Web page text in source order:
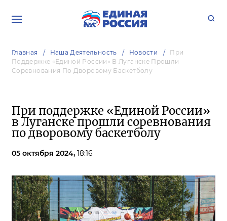
Главная Наша Деятельность Новости
При
Поддержке «Единой России» В Луганске Прошли
Соревнования По Дворовому Баскетболу
При поддержке «Единой России»
в Луганске прошли соревнования
по дворовому баскетболу
05 октября 2024, 18:16